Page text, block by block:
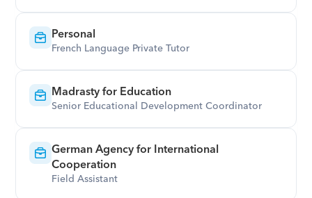
Personal
French Language Private Tutor
Madrasty for Education
Senior Educational Development Coordinator
German Agency for International
Cooperation
Field Assistant